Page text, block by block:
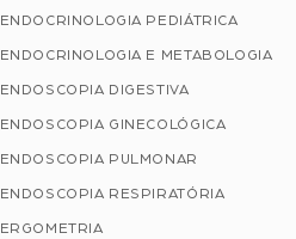
ENDOCRINOLOGIA PEDIÁTRICA
ENDOCRINOLOGIA E METABOLOGIA
ENDOSCOPIA DIGESTIVA
ENDOSCOPIA GINECOLÓGICA
ENDOSCOPIA PULMONAR
ENDOSCOPIA RESPIRATÓRIA
ERGOMETRIA